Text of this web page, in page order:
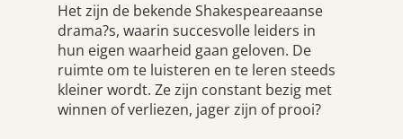
Het zijn de bekende Shakespeareaanse
drama?s, waarin succesvolle leiders in
hun eigen waarheid gaan geloven. De
ruimte om te luisteren en te leren steeds
kleiner wordt. Ze zijn constant bezig met
winnen of verliezen, jager zijn of prooi?